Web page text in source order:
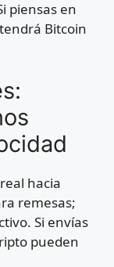
piensas en
Bitcoin
hacia
remesas;
Si envías
pueden